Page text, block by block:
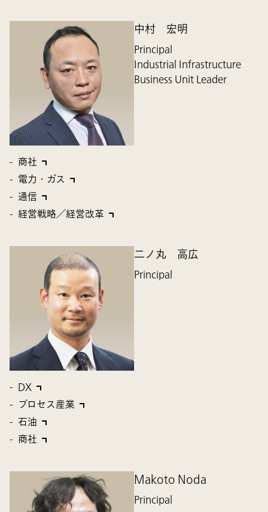
中村 宏明
Principal
Industrial Infrastructure
Business Unit Leader
商社
電力・ガス
通信
経営戦略／経営改革
二ノ丸 高広
Principal
DX
プロセス産業
石油
商社
Makoto Noda
Principal